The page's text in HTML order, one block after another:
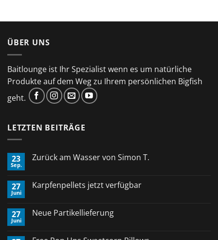
ÜBER UNS
Baitlounge ist Ihr Spezialist wenn es um natürliche
Produkte auf dem Weg zu Ihrem persönlichen Bigfish
geht.
LETZTEN BEITRÄGE
23
Sep.
Zurück am Wasser von Simon T.
Zurück
Simon
T.
27
Juni
Karpfenpellets jetzt verfügbar
Karpfenpellets
27
Juni
Neue Partikellieferung